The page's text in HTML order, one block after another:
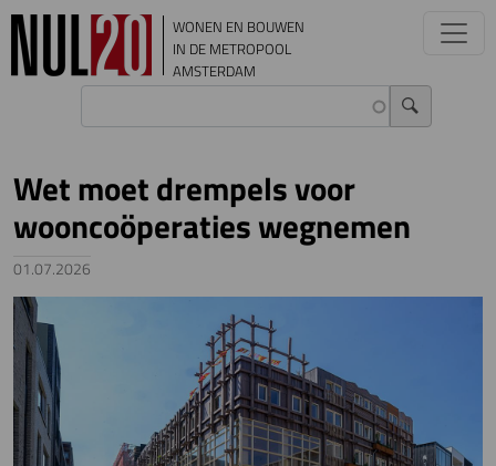
Overslaan en naar de inhoud gaan
WONEN EN BOUWEN
IN DE METROPOOL
AMSTERDAM
Wet moet drempels voor
wooncoöperaties wegnemen
01.07.2026
Image